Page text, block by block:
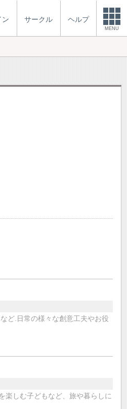
ン サークル ヘルプ
MENU
ど.日常の様々な創意工夫やお役
楽しむ子どもなど、旅や暮らしに